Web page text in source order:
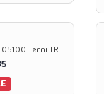
Terni TR